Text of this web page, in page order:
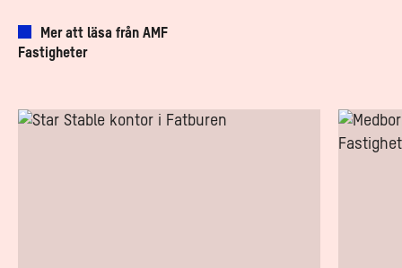
Mer att läsa från AMF
Fastigheter
Så
Södermalm
optimala